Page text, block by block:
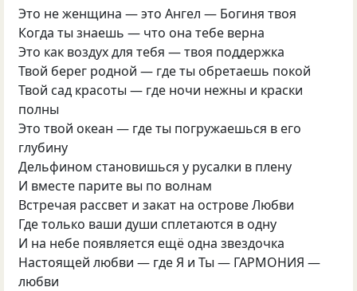
Это не женщина — это Ангел — Богиня твоя
Когда ты знаешь — что она тебе верна
Это как воздух для тебя — твоя поддержка
Твой берег родной — где ты обретаешь покой
Твой сад красоты — где ночи нежны и краски
полны
Это твой океан — где ты погружаешься в его
глубину
Дельфином становишься у русалки в плену
И вместе парите вы по волнам
Встречая рассвет и закат на острове Любви
Где только ваши души сплетаются в одну
И на небе появляется ещё одна звездочка
Настоящей любви — где Я и Ты — ГАРМОНИЯ —
любви